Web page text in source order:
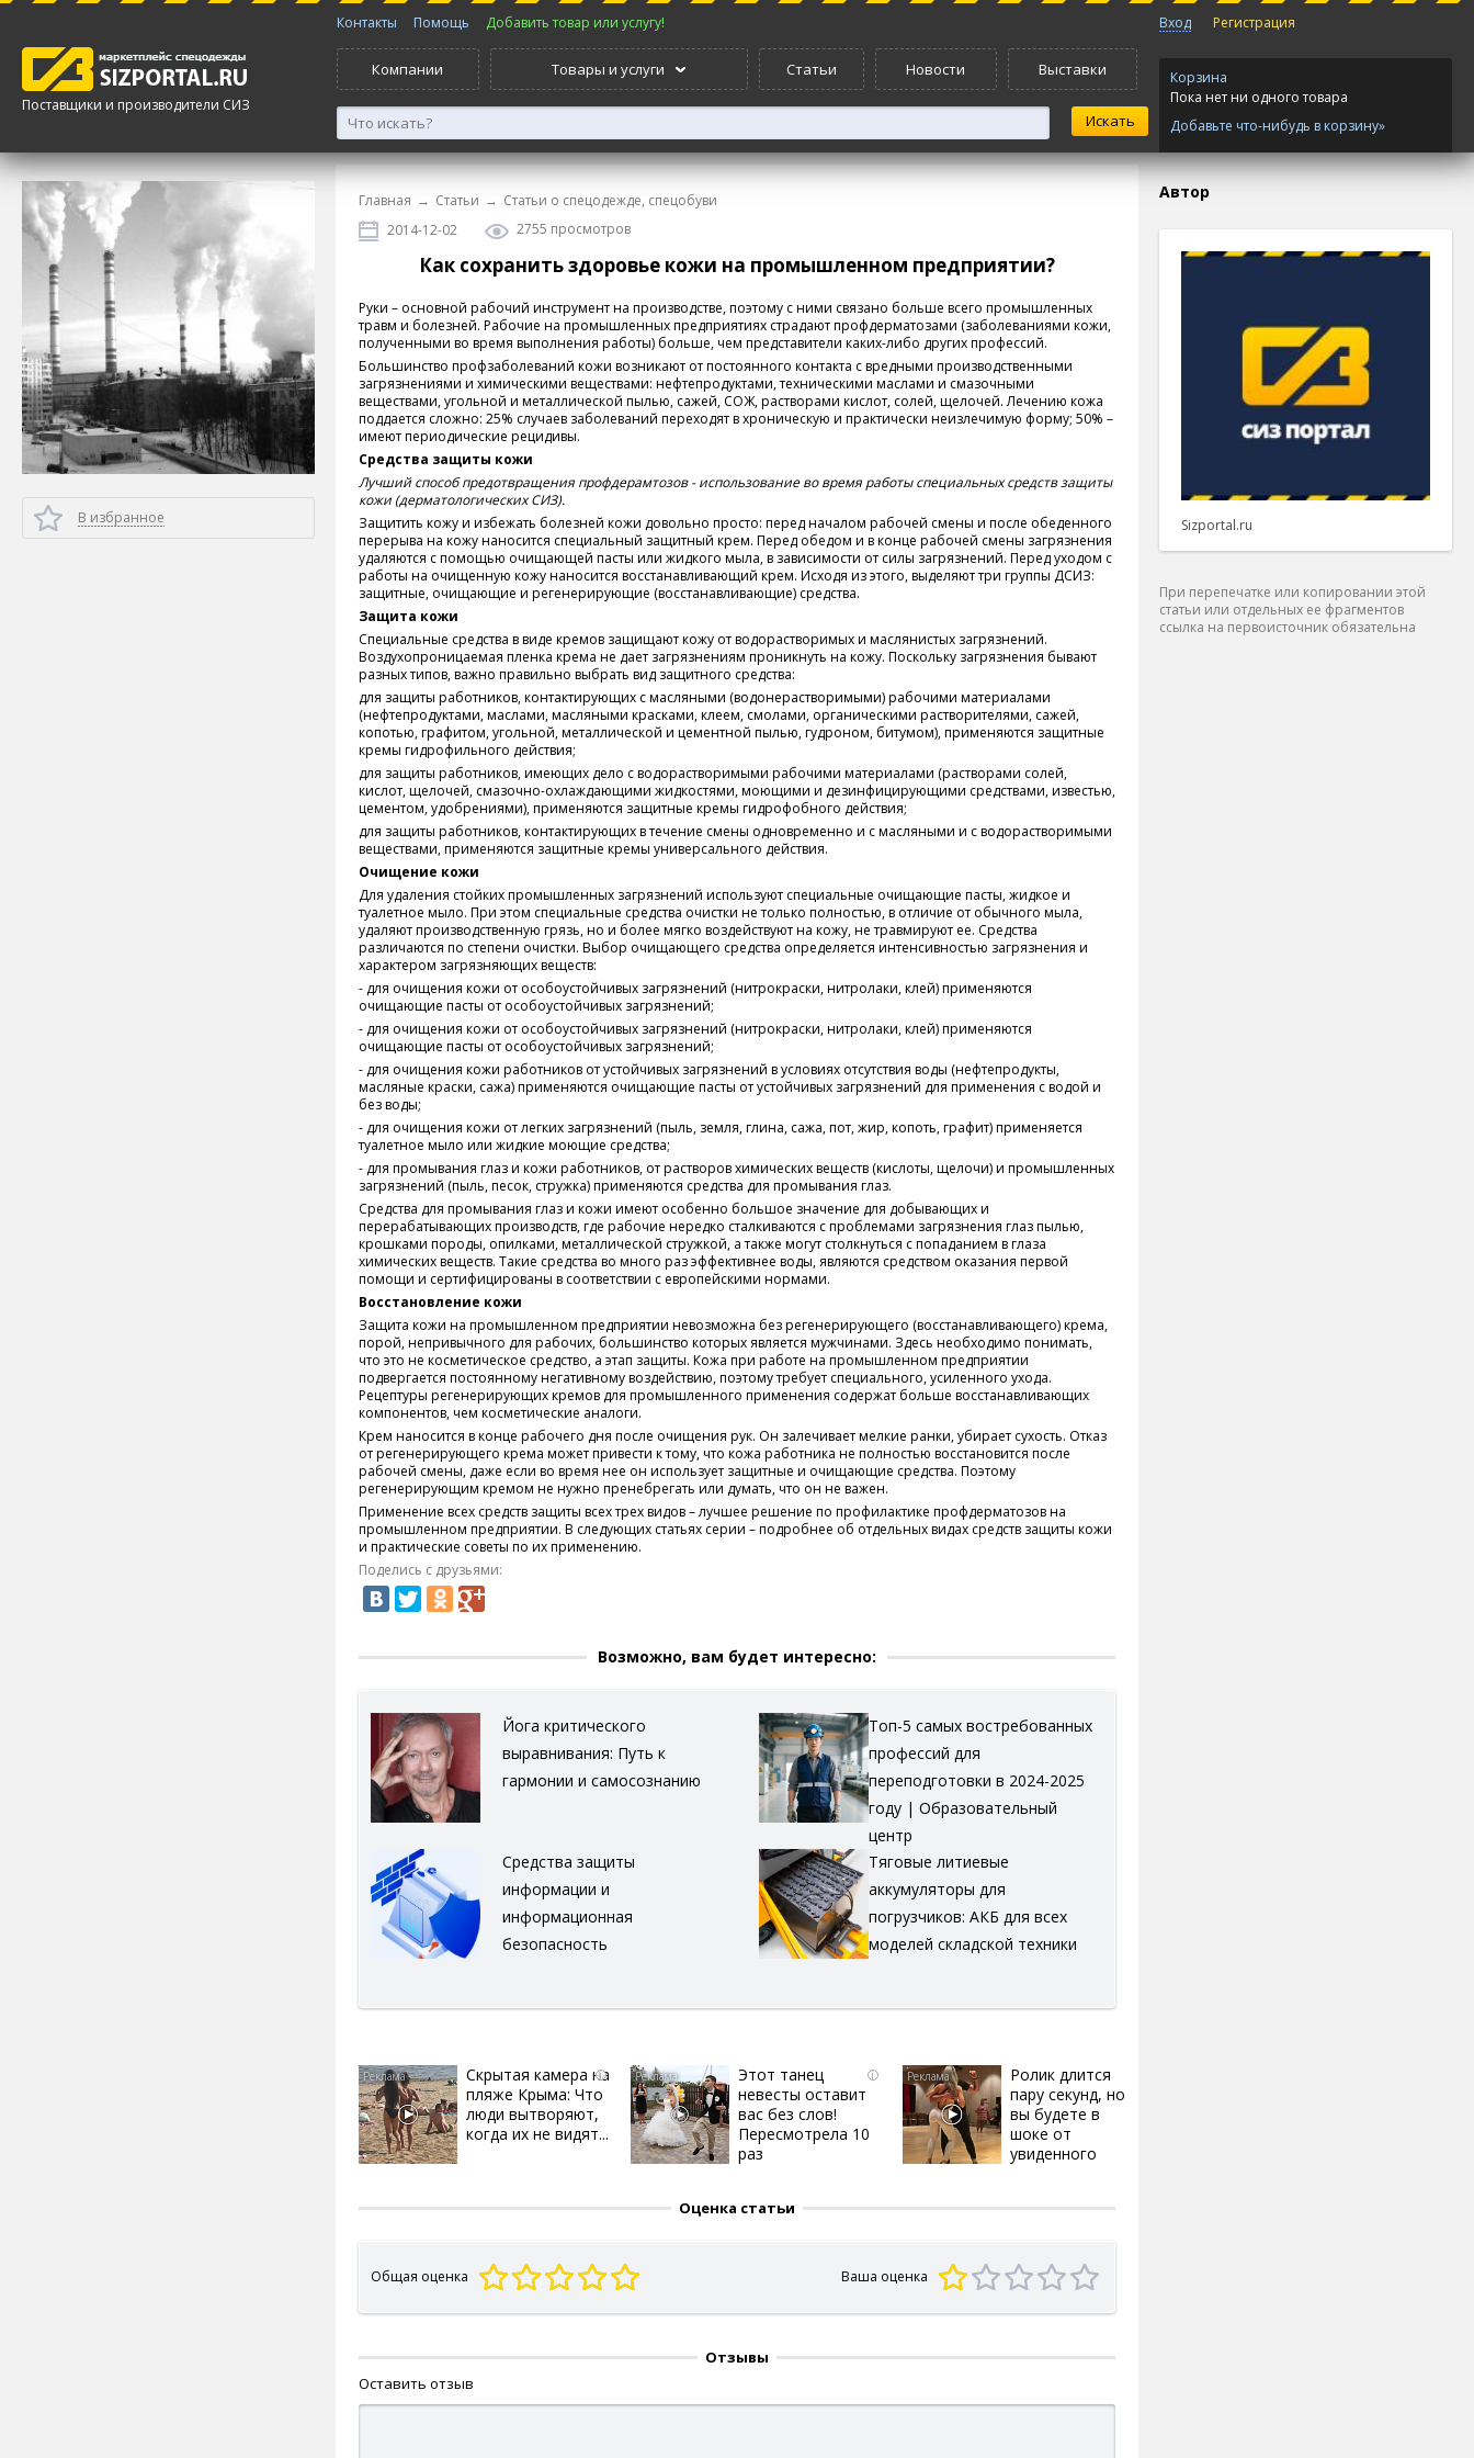
Поставщики и производители СИЗ
Контакты Помощь Добавить товар или услугу!
Компании Товары и услуги Статьи Новости Выставки
Вход Регистрация
Корзина
Пока нет ни одного товара
Добавьте что-нибудь в корзину»
В избранное
Главная → Статьи → Статьи о спецодежде, спецобуви
2014-12-02
2755 просмотров
Как сохранить здоровье кожи на промышленном предприятии?
Руки – основной рабочий инструмент на производстве, поэтому с ними связано больше всего промышленных
травм и болезней. Рабочие на промышленных предприятиях страдают профдерматозами (заболеваниями кожи,
полученными во время выполнения работы) больше, чем представители каких-либо других профессий.
Большинство профзаболеваний кожи возникают от постоянного контакта с вредными производственными
загрязнениями и химическими веществами: нефтепродуктами, техническими маслами и смазочными
веществами, угольной и металлической пылью, сажей, СОЖ, растворами кислот, солей, щелочей. Лечению кожа
поддается сложно: 25% случаев заболеваний переходят в хроническую и практически неизлечимую форму; 50% –
имеют периодические рецидивы.
Средства защиты кожи
Лучший способ предотвращения профдерамтозов - использование во время работы специальных средств защиты
кожи (дерматологических СИЗ).
Защитить кожу и избежать болезней кожи довольно просто: перед началом рабочей смены и после обеденного
перерыва на кожу наносится специальный защитный крем. Перед обедом и в конце рабочей смены загрязнения
удаляются с помощью очищающей пасты или жидкого мыла, в зависимости от силы загрязнений. Перед уходом с
работы на очищенную кожу наносится восстанавливающий крем. Исходя из этого, выделяют три группы ДСИЗ:
защитные, очищающие и регенерирующие (восстанавливающие) средства.
Защита кожи
Специальные средства в виде кремов защищают кожу от водорастворимых и маслянистых загрязнений.
Воздухопроницаемая пленка крема не дает загрязнениям проникнуть на кожу. Поскольку загрязнения бывают
разных типов, важно правильно выбрать вид защитного средства:
для защиты работников, контактирующих с масляными (водонерастворимыми) рабочими материалами
(нефтепродуктами, маслами, масляными красками, клеем, смолами, органическими растворителями, сажей,
копотью, графитом, угольной, металлической и цементной пылью, гудроном, битумом), применяются защитные
кремы гидрофильного действия;
для защиты работников, имеющих дело с водорастворимыми рабочими материалами (растворами солей,
кислот, щелочей, смазочно-охлаждающими жидкостями, моющими и дезинфицирующими средствами, известью,
цементом, удобрениями), применяются защитные кремы гидрофобного действия;
для защиты работников, контактирующих в течение смены одновременно и с масляными и с водорастворимыми
веществами, применяются защитные кремы универсального действия.
Очищение кожи
Для удаления стойких промышленных загрязнений используют специальные очищающие пасты, жидкое и
туалетное мыло. При этом специальные средства очистки не только полностью, в отличие от обычного мыла,
удаляют производственную грязь, но и более мягко воздействуют на кожу, не травмируют ее. Средства
различаются по степени очистки. Выбор очищающего средства определяется интенсивностью загрязнения и
характером загрязняющих веществ:
- для очищения кожи от особоустойчивых загрязнений (нитрокраски, нитролаки, клей) применяются
очищающие пасты от особоустойчивых загрязнений;
- для очищения кожи от особоустойчивых загрязнений (нитрокраски, нитролаки, клей) применяются
очищающие пасты от особоустойчивых загрязнений;
- для очищения кожи работников от устойчивых загрязнений в условиях отсутствия воды (нефтепродукты,
масляные краски, сажа) применяются очищающие пасты от устойчивых загрязнений для применения с водой и
без воды;
- для очищения кожи от легких загрязнений (пыль, земля, глина, сажа, пот, жир, копоть, графит) применяется
туалетное мыло или жидкие моющие средства;
- для промывания глаз и кожи работников, от растворов химических веществ (кислоты, щелочи) и промышленных
загрязнений (пыль, песок, стружка) применяются средства для промывания глаз.
Средства для промывания глаз и кожи имеют особенно большое значение для добывающих и
перерабатывающих производств, где рабочие нередко сталкиваются с проблемами загрязнения глаз пылью,
крошками породы, опилками, металлической стружкой, а также могут столкнуться с попаданием в глаза
химических веществ. Такие средства во много раз эффективнее воды, являются средством оказания первой
помощи и сертифицированы в соответствии с европейскими нормами.
Восстановление кожи
Защита кожи на промышленном предприятии невозможна без регенерирующего (восстанавливающего) крема,
порой, непривычного для рабочих, большинство которых является мужчинами. Здесь необходимо понимать,
что это не косметическое средство, а этап защиты. Кожа при работе на промышленном предприятии
подвергается постоянному негативному воздействию, поэтому требует специального, усиленного ухода.
Рецептуры регенерирующих кремов для промышленного применения содержат больше восстанавливающих
компонентов, чем косметические аналоги.
Крем наносится в конце рабочего дня после очищения рук. Он залечивает мелкие ранки, убирает сухость. Отказ
от регенерирующего крема может привести к тому, что кожа работника не полностью восстановится после
рабочей смены, даже если во время нее он использует защитные и очищающие средства. Поэтому
регенерирующим кремом не нужно пренебрегать или думать, что он не важен.
Применение всех средств защиты всех трех видов – лучшее решение по профилактике профдерматозов на
промышленном предприятии. В следующих статьях серии – подробнее об отдельных видах средств защиты кожи
и практические советы по их применению.
Поделись с друзьями:
Возможно, вам будет интересно:
Йога критического
выравнивания: Путь к
гармонии и самосознанию
Топ-5 самых востребованных
профессий для
переподготовки в 2024-2025
году | Образовательный
центр
Средства защиты
информации и
информационная
безопасность
Тяговые литиевые
аккумуляторы для
погрузчиков: АКБ для всех
моделей складской техники
i
Скрытая камера на
пляже Крыма: Что
люди вытворяют,
когда их не видят...
i
Этот танец
невесты оставит
вас без слов!
Пересмотрела 10
раз
Ролик длится
пару секунд, но
вы будете в
шоке от
увиденного
Оценка статьи
Общая оценка Ваша оценка
Отзывы
Оставить отзыв
Автор
Sizportal.ru
При перепечатке или копировании этой
статьи или отдельных ее фрагментов
ссылка на первоисточник обязательна